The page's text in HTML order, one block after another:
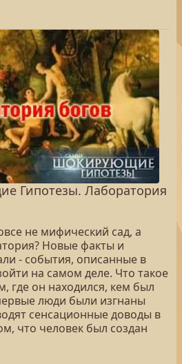
Гипотезы. Лаборатория
не мифический сад, а
Новые факты и
- события, описанные в
на самом деле. Что такое
где он находился, кем был
люди были изгнаны
сенсационные доводы в
что человек был создан